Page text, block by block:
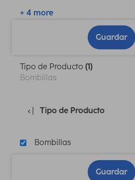
+ 4 more
Guardar
Tipo de Producto (1)
Bombillas
Tipo de Producto
Bombillas
Guardar